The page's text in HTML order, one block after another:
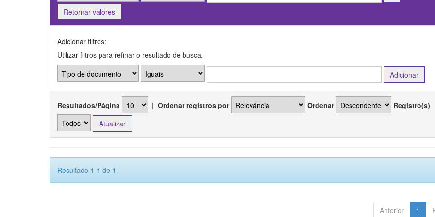
Retornar valores
Adicionar filtros:
Utilizar filtros para refinar o resultado de busca.
Resultados/Página | Ordenar registros por Ordenar Registro(s)
Resultado 1-1 de 1.
Anterior 1